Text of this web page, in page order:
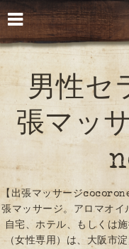
男性セ
張マッ
【出張マッサージ
張マッサージ。アロマオイ
自宅、ホテル、もしくは
（女性専用）は、大阪市